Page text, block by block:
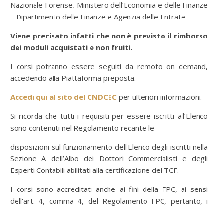
Nazionale Forense, Ministero dell’Economia e delle Finanze
– Dipartimento delle Finanze e Agenzia delle Entrate
Viene precisato infatti che non è previsto il rimborso
dei moduli acquistati e non fruiti.
I corsi potranno essere seguiti da remoto on demand,
accedendo alla Piattaforma preposta.
Accedi qui al sito del CNDCEC per ulteriori informazioni.
Si ricorda che tutti i requisiti per essere iscritti all’Elenco
sono contenuti nel Regolamento recante le
disposizioni sul funzionamento dell’Elenco degli iscritti nella
Sezione A dell’Albo dei Dottori Commercialisti e degli
Esperti Contabili abilitati alla certificazione del TCF.
I corsi sono accreditati anche ai fini della FPC, ai sensi
dell'art. 4, comma 4, del Regolamento FPC, pertanto, i